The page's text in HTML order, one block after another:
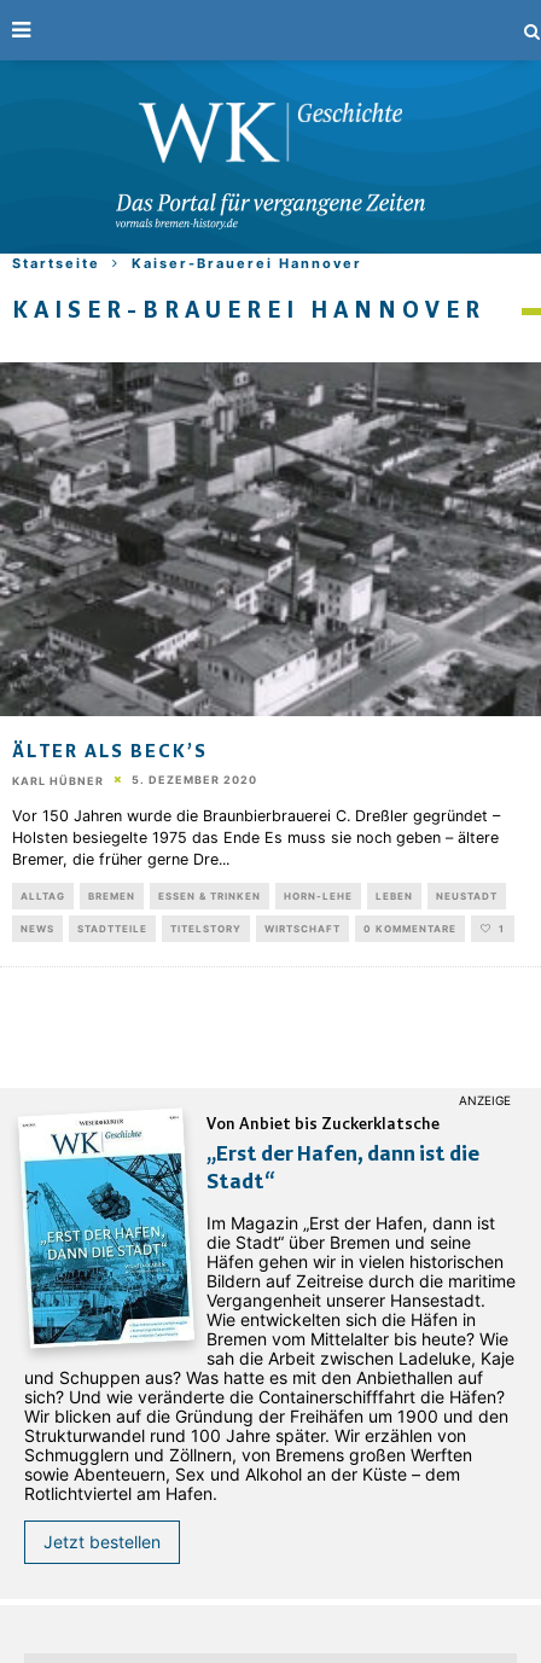
Startseite Kaiser-Brauerei Hannover
KAISER-BRAUEREI HANNOVER
ÄLTER ALS BECK’S
KARL HÜBNER 5. DEZEMBER 2020
Vor 150 Jahren wurde die Braunbierbrauerei C. Dreßler gegründet –
Holsten besiegelte 1975 das Ende Es muss sie noch geben – ältere
Bremer, die früher gerne Dre...
ALLTAG BREMEN ESSEN & TRINKEN HORN-LEHE LEBEN NEUSTADT
NEWS STADTTEILE TITELSTORY WIRTSCHAFT 0 KOMMENTARE 1
Von Anbiet bis Zuckerklatsche
„Erst der Hafen, dann ist die
Stadt“
Im Magazin „Erst der Hafen, dann ist
die Stadt“ über Bremen und seine
Häfen gehen wir in vielen historischen
Bildern auf Zeitreise durch die maritime
Vergangenheit unserer Hansestadt.
Wie entwickelten sich die Häfen in
Bremen vom Mittelalter bis heute? Wie
sah die Arbeit zwischen Ladeluke, Kaje
und Schuppen aus? Was hatte es mit den Anbiethallen auf
sich? Und wie veränderte die Containerschifffahrt die Häfen?
Wir blicken auf die Gründung der Freihäfen um 1900 und den
Strukturwandel rund 100 Jahre später. Wir erzählen von
Schmugglern und Zöllnern, von Bremens großen Werften
sowie Abenteuern, Sex und Alkohol an der Küste – dem
Rotlichtviertel am Hafen.
Jetzt bestellen